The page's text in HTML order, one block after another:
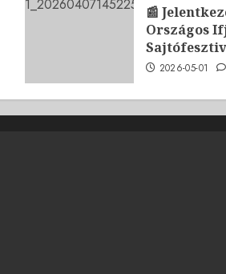
📰
Országos
2026-05-01